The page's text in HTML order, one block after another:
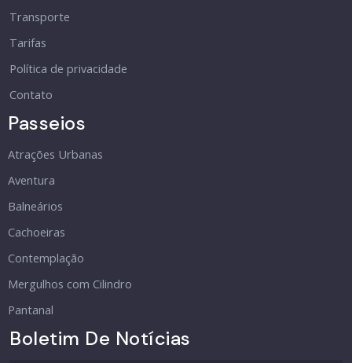
Transporte
Tarifas
Política de privacidade
Contato
Passeios
Atrações Urbanas
Aventura
Balneários
Cachoeiras
Contemplação
Mergulhos com Cilindro
Pantanal
Boletim De Notícias